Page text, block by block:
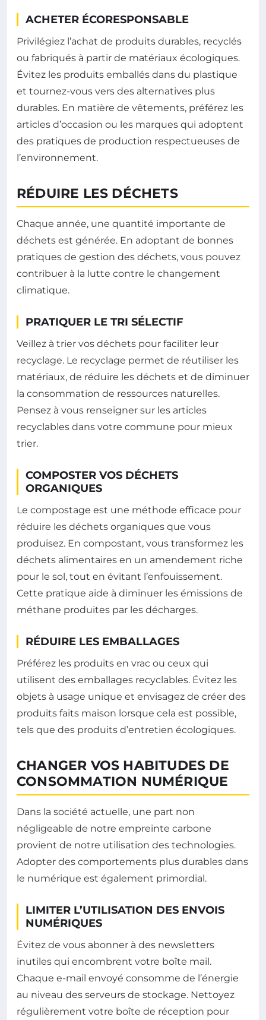
ACHETER ÉCORESPONSABLE
Privilégiez l’achat de produits durables, recyclés
ou fabriqués à partir de matériaux écologiques.
Évitez les produits emballés dans du plastique
et tournez-vous vers des alternatives plus
durables. En matière de vêtements, préférez les
articles d’occasion ou les marques qui adoptent
des pratiques de production respectueuses de
l’environnement.
RÉDUIRE LES DÉCHETS
Chaque année, une quantité importante de
déchets est générée. En adoptant de bonnes
pratiques de gestion des déchets, vous pouvez
contribuer à la lutte contre le changement
climatique.
PRATIQUER LE TRI SÉLECTIF
Veillez à trier vos déchets pour faciliter leur
recyclage. Le recyclage permet de réutiliser les
matériaux, de réduire les déchets et de diminuer
la consommation de ressources naturelles.
Pensez à vous renseigner sur les articles
recyclables dans votre commune pour mieux
trier.
COMPOSTER VOS DÉCHETS
ORGANIQUES
Le compostage est une méthode efficace pour
réduire les déchets organiques que vous
produisez. En compostant, vous transformez les
déchets alimentaires en un amendement riche
pour le sol, tout en évitant l’enfouissement.
Cette pratique aide à diminuer les émissions de
méthane produites par les décharges.
RÉDUIRE LES EMBALLAGES
Préférez les produits en vrac ou ceux qui
utilisent des emballages recyclables. Évitez les
objets à usage unique et envisagez de créer des
produits faits maison lorsque cela est possible,
tels que des produits d’entretien écologiques.
CHANGER VOS HABITUDES DE
CONSOMMATION NUMÉRIQUE
Dans la société actuelle, une part non
négligeable de notre empreinte carbone
provient de notre utilisation des technologies.
Adopter des comportements plus durables dans
le numérique est également primordial.
LIMITER L’UTILISATION DES ENVOIS
NUMÉRIQUES
Évitez de vous abonner à des newsletters
inutiles qui encombrent votre boîte mail.
Chaque e-mail envoyé consomme de l’énergie
au niveau des serveurs de stockage. Nettoyez
régulièrement votre boîte de réception pour